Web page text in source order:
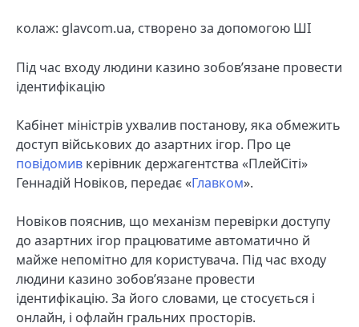
колаж: glavcom.ua, створено за допомогою ШІ
Під час входу людини казино зобов’язане провести
ідентифікацію
Кабінет міністрів ухвалив постанову, яка обмежить
доступ військових до азартних ігор. Про це
повідомив керівник держагентства «ПлейСіті»
Геннадій Новіков, передає «Главком».
Новіков пояснив, що механізм перевірки доступу
до азартних ігор працюватиме автоматично й
майже непомітно для користувача. Під час входу
людини казино зобов’язане провести
ідентифікацію. За його словами, це стосується і
онлайн, і офлайн гральних просторів.